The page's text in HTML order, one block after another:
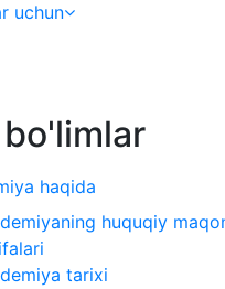
uchun
haqida
huquqiy
tarixi